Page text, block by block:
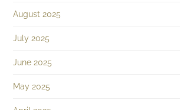
August 2025
July 2025
June 2025
May 2025